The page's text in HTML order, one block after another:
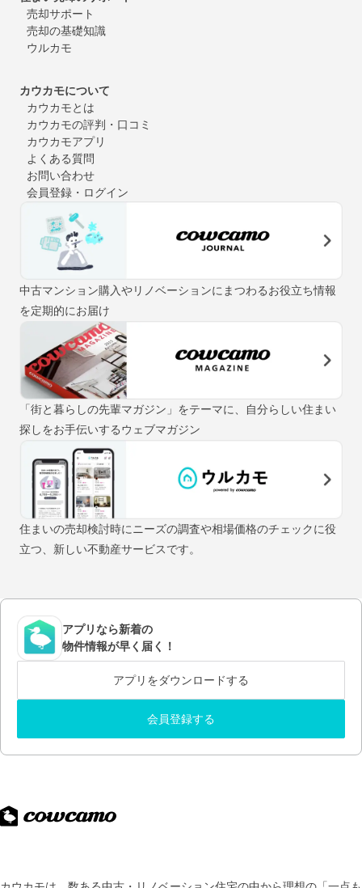
売却サポート
売却の基礎知識
ウルカモ
カウカモについて
カウカモとは
カウカモの評判・口コミ
カウカモアプリ
よくある質問
お問い合わせ
会員登録・ログイン
中古マンション購入やリノベーションにまつわるお役立ち情報
を定期的にお届け
「街と暮らしの先輩マガジン」をテーマに、自分らしい住まい
探しをお手伝いするウェブマガジン
住まいの売却検討時にニーズの調査や相場価格のチェックに役
立つ、新しい不動産サービスです。
アプリなら新着の
物件情報が早く届く！
アプリをダウンロードする
会員登録する